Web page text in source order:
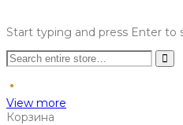
Start typing and press Enter to
View more
Корзина